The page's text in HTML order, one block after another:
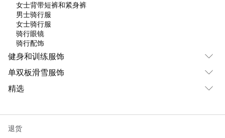
女士背带短裤和紧身裤
男士骑行服
女士骑行服
骑行眼镜
骑行配饰
健身和训练服饰
单双板滑雪服饰
精选
退货